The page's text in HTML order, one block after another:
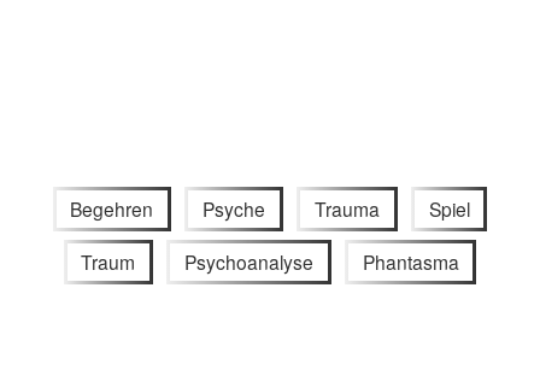
Begehren Psyche Trauma Spiel
Traum Psychoanalyse Phantasma